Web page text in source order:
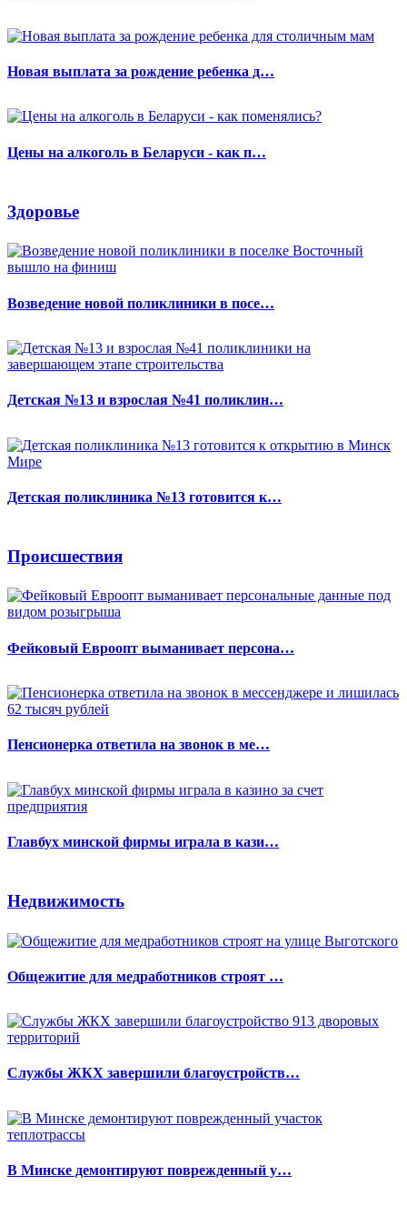
Новая выплата за рождение ребенка д…
Цены на алкоголь в Беларуси - как п…
Здоровье
Возведение новой поликлиники в посе…
Детская №13 и взрослая №41 поликлин…
Детская поликлиника №13 готовится к…
Происшествия
Фейковый Евроопт выманивает персона…
Пенсионерка ответила на звонок в ме…
Главбух минской фирмы играла в кази…
Недвижимость
Общежитие для медработников строят …
Службы ЖКХ завершили благоустройств…
В Минске демонтируют поврежденный у…